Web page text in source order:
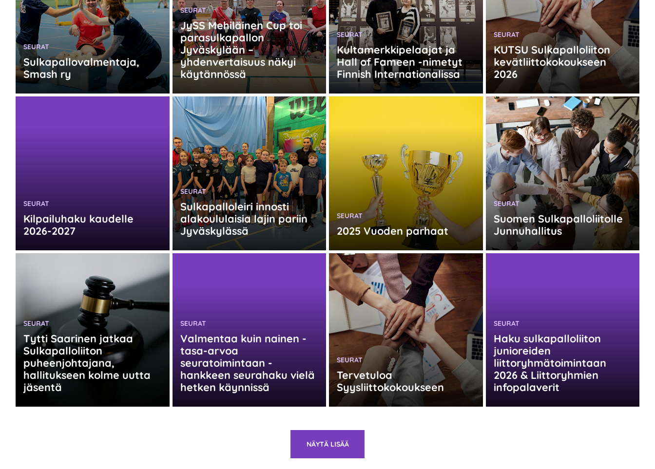
Sulkapallovalmentaja,
Smash ry
KATEGORIA:
SEURAT
JySS Mehiläinen Cup toi
parasulkapallon
Jyväskylään –
yhdenvertaisuus näkyi
käytännössä
KATEGORIA:
SEURAT
Kultamerkkipelaajat ja
Hall of Fameen -nimetyt
Finnish Internationalissa
KATEGORIA:
SEURAT
KUTSU Sulkapalloliiton
kevätliittokokoukseen
2026
KATEGORIA:
SEURAT
Kilpailuhaku kaudelle
2026-2027
KATEGORIA:
SEURAT
Sulkapalloleiri innosti
alakoululaisia lajin pariin
Jyväskylässä
KATEGORIA:
SEURAT
2025 Vuoden parhaat
KATEGORIA:
SEURAT
Suomen Sulkapalloliitolle
Junnuhallitus
KATEGORIA:
SEURAT
Tytti Saarinen jatkaa
Sulkapalloliiton
puheenjohtajana,
hallitukseen kolme uutta
jäsentä
KATEGORIA:
SEURAT
Valmentaa kuin nainen -
tasa-arvoa
seuratoimintaan -
hankkeen seurahaku vielä
hetken käynnissä
KATEGORIA:
SEURAT
Tervetuloa
Syysliittokokoukseen
KATEGORIA:
SEURAT
Haku sulkapalloliiton
junioreiden
liittoryhmätoimintaan
2026 & Liittoryhmien
infopalaverit
KATEGORIA:
SEURAT
NÄYTÄ LISÄÄ